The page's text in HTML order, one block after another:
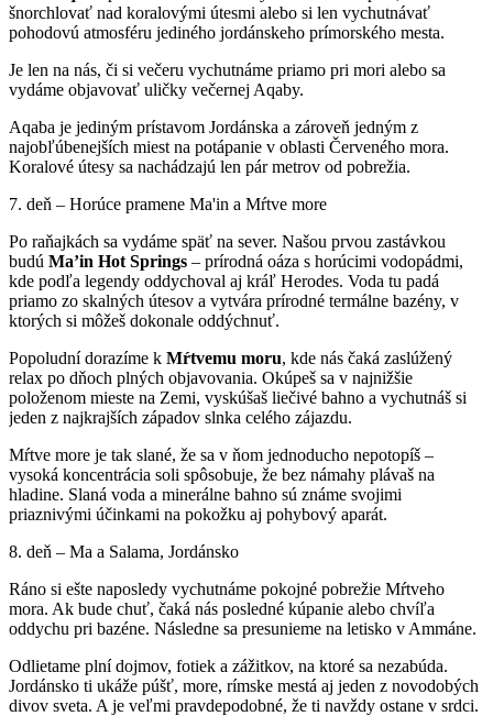
šnorchlovať nad koralovými útesmi alebo si len vychutnávať
pohodovú atmosféru jediného jordánskeho prímorského mesta.
Je len na nás, či si večeru vychutnáme priamo pri mori alebo sa
vydáme objavovať uličky večernej Aqaby.
Aqaba je jediným prístavom Jordánska a zároveň jedným z
najobľúbenejších miest na potápanie v oblasti Červeného mora.
Koralové útesy sa nachádzajú len pár metrov od pobrežia.
7. deň – Horúce pramene Ma'in a Mŕtve more
Po raňajkách sa vydáme späť na sever. Našou prvou zastávkou
budú Ma’in Hot Springs – prírodná oáza s horúcimi vodopádmi,
kde podľa legendy oddychoval aj kráľ Herodes. Voda tu padá
priamo zo skalných útesov a vytvára prírodné termálne bazény, v
ktorých si môžeš dokonale oddýchnuť.
Popoludní dorazíme k Mŕtvemu moru, kde nás čaká zaslúžený
relax po dňoch plných objavovania. Okúpeš sa v najnižšie
položenom mieste na Zemi, vyskúšaš liečivé bahno a vychutnáš si
jeden z najkrajších západov slnka celého zájazdu.
Mŕtve more je tak slané, že sa v ňom jednoducho nepotopíš –
vysoká koncentrácia soli spôsobuje, že bez námahy plávaš na
hladine. Slaná voda a minerálne bahno sú známe svojimi
priaznivými účinkami na pokožku aj pohybový aparát.
8. deň – Ma a Salama, Jordánsko
Ráno si ešte naposledy vychutnáme pokojné pobrežie Mŕtveho
mora. Ak bude chuť, čaká nás posledné kúpanie alebo chvíľa
oddychu pri bazéne. Následne sa presunieme na letisko v Ammáne.
Odlietame plní dojmov, fotiek a zážitkov, na ktoré sa nezabúda.
Jordánsko ti ukáže púšť, more, rímske mestá aj jeden z novodobých
divov sveta. A je veľmi pravdepodobné, že ti navždy ostane v srdci.